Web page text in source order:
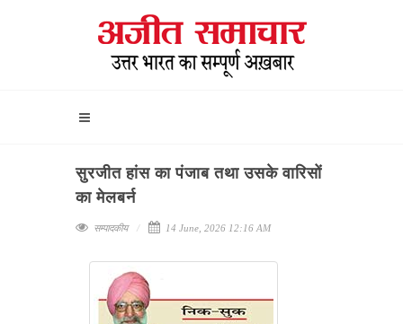
सुरजीत हांस का पंजाब तथा उसके वारिसों
का मेलबर्न
सम्पादकीय 14 June, 2026 12:16 AM